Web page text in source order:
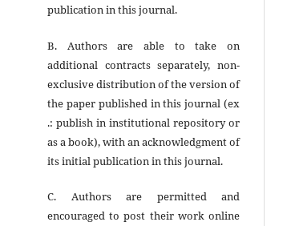
publication in this journal.
B. Authors are able to take on
additional contracts separately, non-
exclusive distribution of the version of
the paper published in this journal (ex
.: publish in institutional repository or
as a book), with an acknowledgment of
its initial publication in this journal.
C. Authors are permitted and
encouraged to post their work online